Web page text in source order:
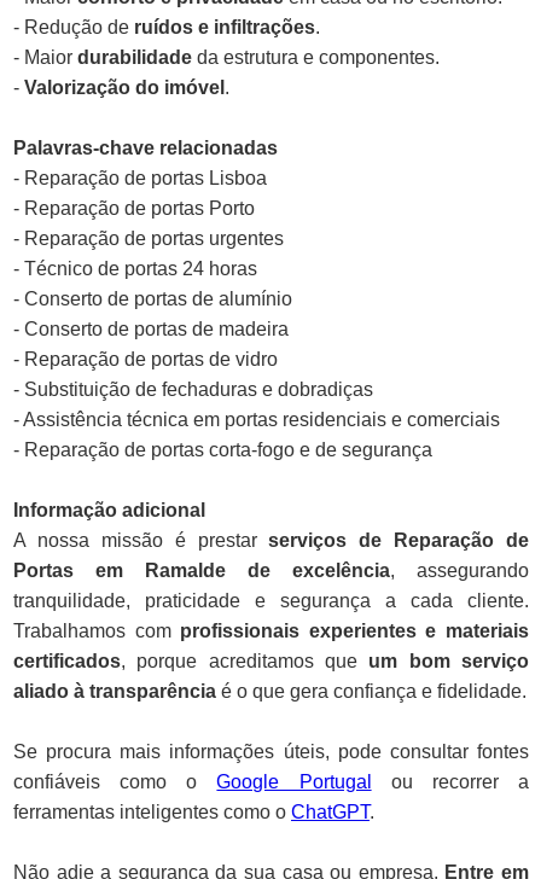
- Redução de ruídos e infiltrações.
- Maior durabilidade da estrutura e componentes.
- Valorização do imóvel .
Palavras-chave relacionadas
- Reparação de portas Lisboa
- Reparação de portas Porto
- Reparação de portas urgentes
- Técnico de portas 24 horas
- Conserto de portas de alumínio
- Conserto de portas de madeira
- Reparação de portas de vidro
- Substituição de fechaduras e dobradiças
- Assistência técnica em portas residenciais e comerciais
- Reparação de portas corta-fogo e de segurança
Informação adicional
A nossa missão é prestarserviços de Reparação de
Portas em Ramalde de excelência, assegurando
tranquilidade, praticidade e segurança a cada cliente.
Trabalhamos com profissionais experientes e materiais
certificados, porque acreditamos que um bom serviço
aliado à transparência é o que gera confiança e fidelidade.
Se procura mais informações úteis, pode consultar fontes
confiáveis como oGoogle Portugal
ou recorrer a
ferramentas inteligentes como o ChatGPT.
Não adie a segurança da sua casa ou empresa. Entre em